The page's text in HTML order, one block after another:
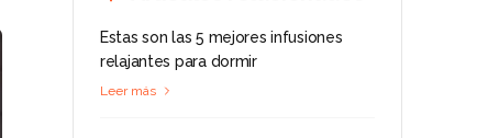
Estas son las 5 mejores infusiones
relajantes para dormir
Leer más